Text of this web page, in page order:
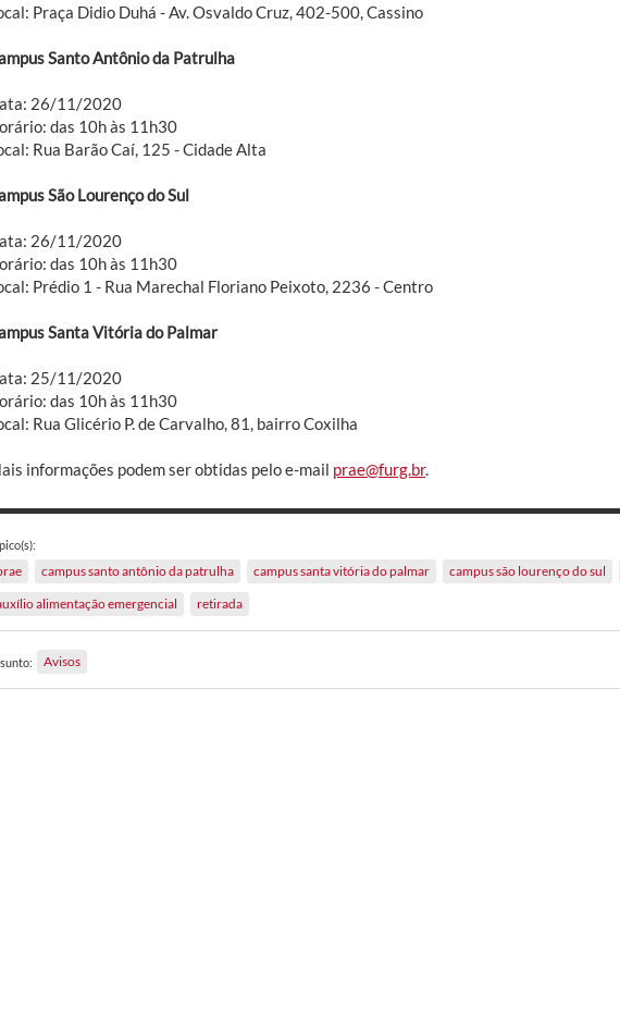
Praça Didio Duhá - Av. Osvaldo Cruz, 402-500, Cassino
Santo Antônio da Patrulha
26/11/2020
das 10h às 11h30
Rua Barão Caí, 125 - Cidade Alta
São Lourenço do Sul
26/11/2020
das 10h às 11h30
Prédio 1 - Rua Marechal Floriano Peixoto, 2236 - Centro
Santa Vitória do Palmar
25/11/2020
das 10h às 11h30
Rua Glicério P. de Carvalho, 81, bairro Coxilha
informações podem ser obtidas pelo e-mail prae@furg.br.
campus santo antônio da patrulha campus santa vitória do palmar campus são lourenço do sul
alimentação emergencial
retirada
Avisos